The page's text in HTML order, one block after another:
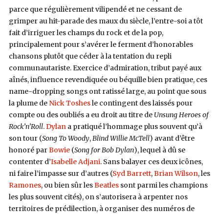
parce que régulièrement vilipendé et ne cessant de
grimper au hit-parade des maux du siècle, l’entre-soi a tôt
fait d’irriguer les champs du rock et de la pop,
principalement pour s’avérer le ferment d’honorables
chansons plutôt que céder à la tentation du repli
communautariste. Exercice d’admiration, tribut payé aux
aînés, influence revendiquée ou béquille bien pratique, ces
name-dropping songs ont ratissé large, au point que sous
la plume de Nick Toshesle contingent des laissés pour
compte ou des oubliés a eu droit au titre de Unsung Heroes of
Rock’n’Roll.Dylana pratiqué l’hommage plus souvent qu’à
son tour (Song To Woody,Blind Willie McTell) avant d’être
honoré parBowie(Song for Bob Dylan), lequel à dû se
contenter d’Isabelle Adjani. Sans balayer ces deux icônes,
ni faire l’impasse sur d’autres (Syd Barrett,Brian Wilson, les
Ramones, ou bien sûr lesBeatlessont parmi les champions
les plus souvent cités), on s’autorisera à arpenter nos
territoires de prédilection, à organiser des numéros de